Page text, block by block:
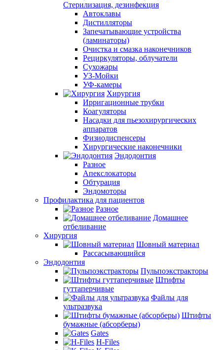
Стерилизация, дезинфекция
Автоклавы
Дистилляторы
Запечатывающие устройства
(ламинаторы)
Очистка и смазка наконечников
Рециркуляторы, облучатели
Сухожары
УЗ-Мойки
УФ-камеры
Хирургия
Ирригационные трубки
Коагуляторы
Насадки для пьезохирургических
аппаратов
Физиодиспенсеры
Хирургические наконечники
Эндодонтия
Разное
Апекслокаторы
Обтурация
Эндомоторы
Профилактика для пациентов
Разное
Домашнее
отбеливание
Хирургия
Шовный материал
Рассасывающийся
Эндодонтия
Пульпоэкстракторы
Штифты
гуттаперчивые
Файлы для
ультразвука
Штифты
бумажные (абсорберы)
Gates
H-Files